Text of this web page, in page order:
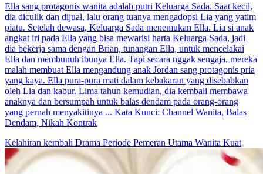
Ella sang protagonis wanita adalah putri Keluarga Sada. Saat kecil,
dia diculik dan dijual, lalu orang tuanya mengadopsi Lia yang yatim
piatu. Setelah dewasa, Keluarga Sada menemukan Ella. Lia si anak
angkat iri pada Ella yang bisa mewarisi harta Keluarga Sada, jadi
dia bekerja sama dengan Brian, tunangan Ella, untuk mencelakai
Ella dan membunuh ibunya Ella. Tapi secara nggak sengaja, mereka
malah membuat Ella mengandung anak Jordan sang protagonis pria
yang kaya. Ella pura-pura mati dalam kebakaran yang disebabkan
oleh Lia dan kabur. Lima tahun kemudian, dia kembali membawa
anaknya dan bersumpah untuk balas dendam pada orang-orang
yang pernah menyakitinya ... Kata Kunci: Channel Wanita, Balas
Dendam, Nikah Kontrak
Kelahiran kembali Drama Periode Pemeran Utama Wanita Kuat